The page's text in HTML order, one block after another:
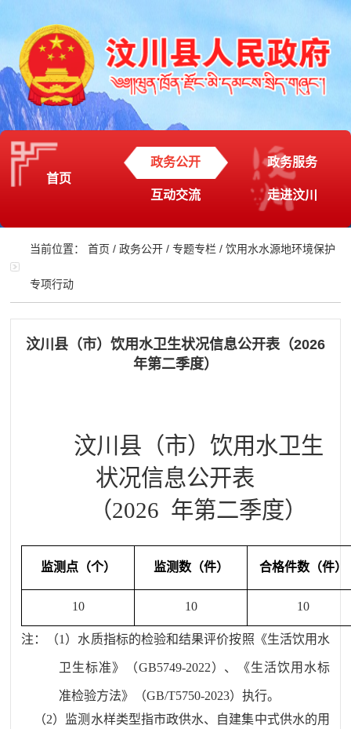
首页
政务公开 政务服务
互动交流 走进汶川
当前位置：首页 /政务公开 /专题专栏 /饮用水水源地环境保护
专项行动
汶川县（市）饮用水卫生状况信息公开表（2026
年第二季度）
汶川县 （市）饮用水卫生
状况信息公开表
（2026 年第二季度）
监测点（个） 监测数（件） 合格件数（件）
10 10 10
注 ：（1 ）水质指标的检验和结果评价按照《生活饮用水
卫生标准》（GB5749-2022）、《生活饮用水标
准检验方法》（GB/T5750-2023）执行。
（2）监测水样类型指市政供水、自建集中式供水的用